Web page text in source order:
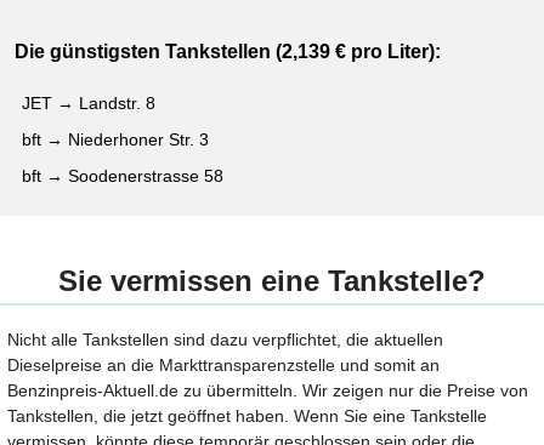
Die günstigsten Tankstellen (2,139 € pro Liter):
JET → Landstr. 8
bft → Niederhoner Str. 3
bft → Soodenerstrasse 58
Sie vermissen eine Tankstelle?
Nicht alle Tankstellen sind dazu verpflichtet, die aktuellen
Dieselpreise an die Markttransparenzstelle und somit an
Benzinpreis-Aktuell.de zu übermitteln. Wir zeigen nur die Preise von
Tankstellen, die jetzt geöffnet haben. Wenn Sie eine Tankstelle